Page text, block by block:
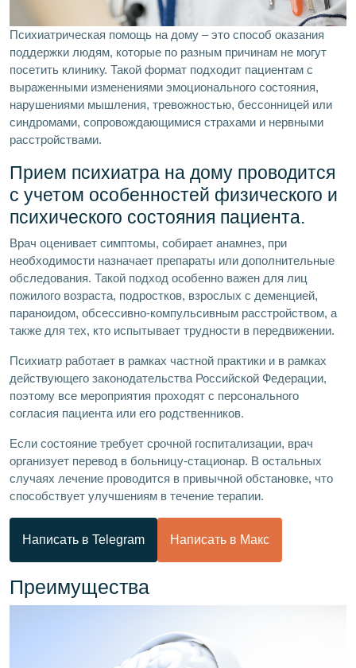
Психиатрическая помощь на дому – это способ оказания
поддержки людям, которые по разным причинам не могут
посетить клинику. Такой формат подходит пациентам с
выраженными изменениями эмоционального состояния,
нарушениями мышления, тревожностью, бессонницей или
синдромами, сопровождающимися страхами и нервными
расстройствами.
Прием психиатра на дому проводится
с учетом особенностей физического и
психического состояния пациента.
Врач оценивает симптомы, собирает анамнез, при
необходимости назначает препараты или дополнительные
обследования. Такой подход особенно важен для лиц
пожилого возраста, подростков, взрослых с деменцией,
параноидом, обсессивно-компульсивным расстройством, а
также для тех, кто испытывает трудности в передвижении.
Психиатр работает в рамках частной практики и в рамках
действующего законодательства Российской Федерации,
поэтому все мероприятия проходят с персонального
согласия пациента или его родственников.
Если состояние требует срочной госпитализации, врач
организует перевод в больницу-стационар. В остальных
случаях лечение проводится в привычной обстановке, что
способствует улучшениям в течение терапии.
Написать в Telegram Написать в Макс
Преимущества